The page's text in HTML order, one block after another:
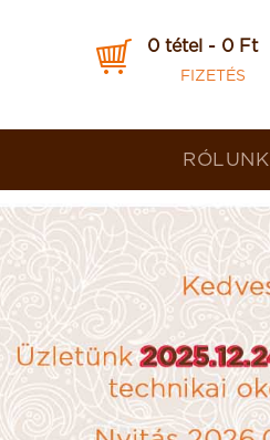
0 tétel - 0 Ft
FIZETÉS
RÓLUNK